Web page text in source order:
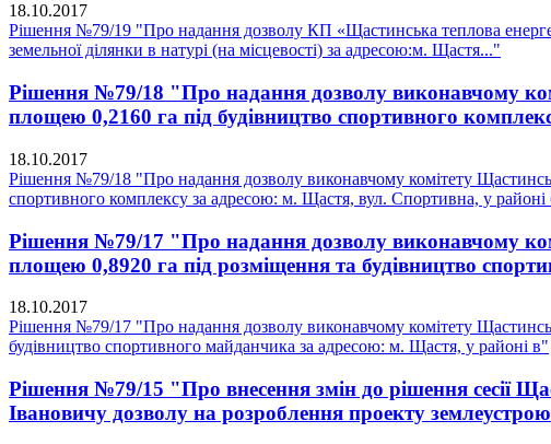
18.10.2017
Рішення №79/19 "Про надання дозволу КП «Щастинська теплова
земельної ділянки в натурі (на місцевості) за адресою:м. Щастя..."
Рішення №79/18 "Про надання дозволу виконавчому
площею 0,2160 га під будівництво спортивного
18.10.2017
Рішення №79/18 "Про надання дозволу виконавчому комітету
спортивного комплексу за адресою: м. Щастя, вул. Спортивна, у районі
Рішення №79/17 "Про надання дозволу виконавчому
площею 0,8920 га під розміщення та будівництво
18.10.2017
Рішення №79/17 "Про надання дозволу виконавчому комітету
будівництво спортивного майданчика за адресою: м. Щастя, у районі в"
Рішення №79/15 "Про внесення змін до рішення сесії
Івановичу дозволу на розроблення проекту